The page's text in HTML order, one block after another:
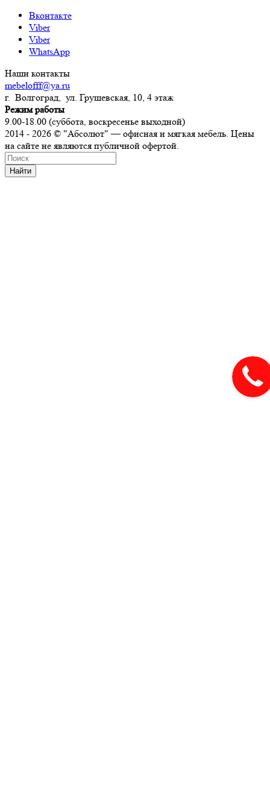
Вконтакте
Viber
Viber
WhatsApp
Наши контакты
mebelofff@ya.ru
г. Волгоград, ул. Грушевская, 10, 4 этаж
Режим работы
9.00-18.00 (суббота, воскресенье выходной)
2014 - 2026 © "Абсолют" — офисная и мягкая мебель. Цены
на сайте не являются публичной офертой.
Найти